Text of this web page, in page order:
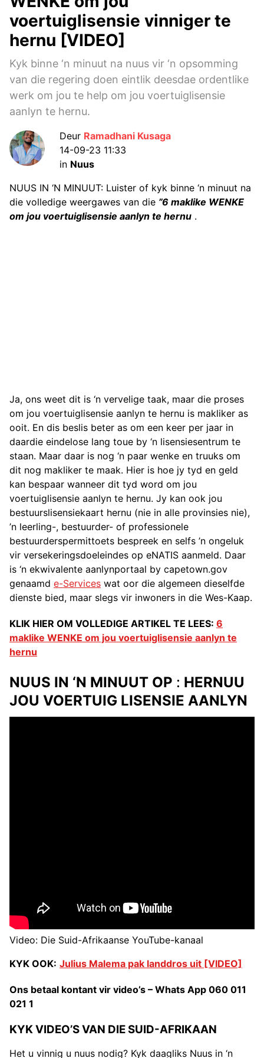
voertuiglisensie vinniger te
hernu [VIDEO]
Kyk binne ‘n minuut na nuus vir ‘n opsomming
van die regering doen eintlik deesdae ordentlike
werk om jou te help om jou voertuiglisensie
aanlyn te hernu.
Deur Ramadhani Kusaga
14-09-23 11:33
in Nuus
NUUS IN ‘N MINUUT: Luister of kyk binne ‘n minuut na
die volledige weergawes van die ”6 maklike WENKE
om jou voertuiglisensie aanlyn te hernu .
Ja, ons weet dit is ‘n vervelige taak, maar die proses
om jou voertuiglisensie aanlyn te hernu is makliker as
ooit. En dis beslis beter as om een keer per jaar in
daardie eindelose lang toue by ‘n lisensiesentrum te
staan. Maar daar is nog ‘n paar wenke en truuks om
dit nog makliker te maak. Hier is hoe jy tyd en geld
kan bespaar wanneer dit tyd word om jou
voertuiglisensie aanlyn te hernu. Jy kan ook jou
bestuurslisensiekaart hernu (nie in alle provinsies nie),
’n leerling-, bestuurder- of professionele
bestuurderspermittoets bespreek en selfs ’n ongeluk
vir versekeringsdoeleindes op eNATIS aanmeld. Daar
is ‘n ekwivalente aanlynportaal by capetown.gov
genaamd e-Services wat oor die algemeen dieselfde
dienste bied, maar slegs vir inwoners in die Wes-Kaap.
KLIK HIER OM VOLLEDIGE ARTIKEL TE LEES: 6
maklike WENKE om jou voertuiglisensie aanlyn te
hernu
NUUS IN ‘N MINUUT OP : HERNUU
JOU VOERTUIG LISENSIE AANLYN
Video: Die Suid-Afrikaanse YouTube-kanaal
KYK OOK: Julius Malema pak landdros uit [VIDEO]
Ons betaal kontant vir video’s – Whats App 060 011
021 1
KYK VIDEO’S VAN DIE SUID-AFRIKAAN
Het u vinnig u nuus nodig? Kyk daagliks Nuus in ‘n